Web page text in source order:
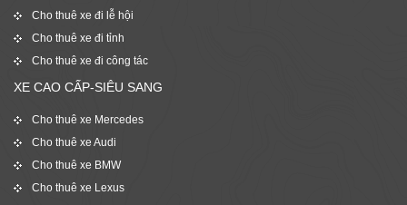
Cho thuê xe đi lễ hội
Cho thuê xe đi tỉnh
Cho thuê xe đi công tác
XE CAO CẤP-SIÊU SANG
Cho thuê xe Mercedes
Cho thuê xe Audi
Cho thuê xe BMW
Cho thuê xe Lexus